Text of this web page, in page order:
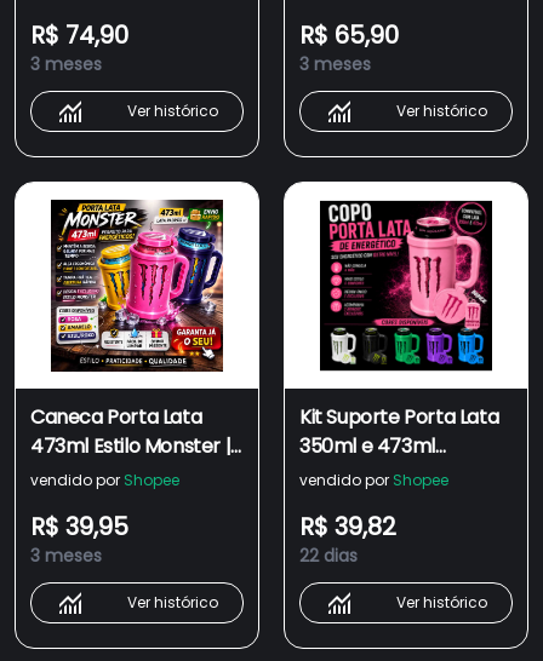
Chaveiro - Monster
R$ 74,90
3 meses
Ver histórico
R$ 65,90
3 meses
Ver histórico
Caneca Porta Lata
473ml Estilo Monster |
Copo Térmico com
Energético | Alça
Antiderrapant
vendido por Shopee
R$ 39,95
3 meses
Ver histórico
Kit Suporte Porta Lata
350ml e 473ml
Energetico Monster
e Tampa Abridor
Presente
vendido por Shopee
R$ 39,82
22 dias
Ver histórico